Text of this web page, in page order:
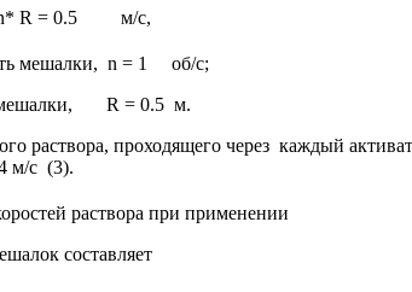
* R = 0.5 м/с,
мешалки, n = 1 об/с;
мешалки, R = 0.5 м.
раствора, проходящего через каждый
м/с (3).
раствора при применении
составляет